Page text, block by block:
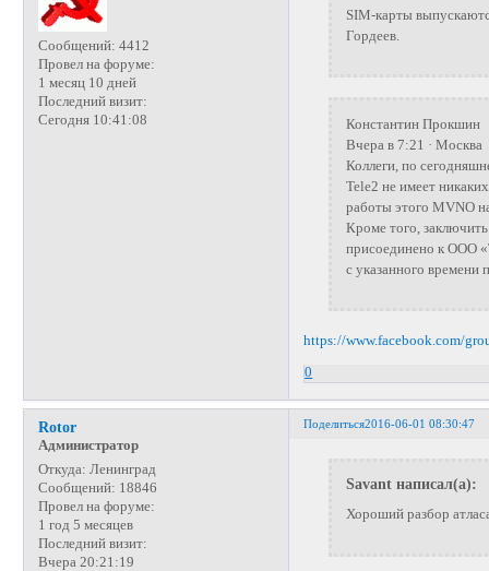
Сообщений: 4412
Провел на форуме:
1 месяц 10 дней
Последний визит:
Сегодня 10:41:08
SIM-карты
Гордеев.
Константин Прокшин
Вчера в 7:21 · Москва
Коллеги, по
Tele2 не имеет
работы этого MVNO
Кроме того,
присоединено к ООО
с указанного времени
https://www.facebook.com/
0
Поделиться2016-06-01 08:30:47
Rotor
Администратор
Откуда: Ленинград
Сообщений: 18846
Провел на форуме:
1 год 5 месяцев
Последний визит:
Вчера 20:21:19
Savant написал(а):
Хороший разбор